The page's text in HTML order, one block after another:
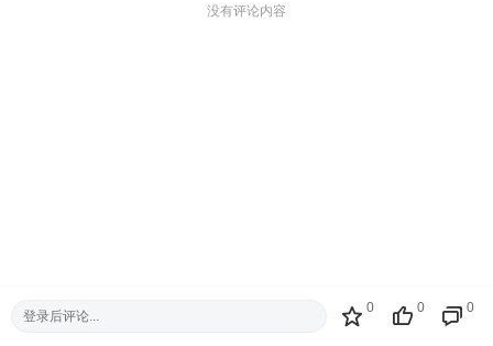
没有评论内容
登录后评论...
0 0 0